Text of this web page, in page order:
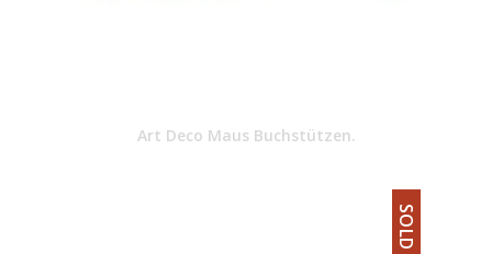
Art Deco Maus Buchstützen.
SOLD